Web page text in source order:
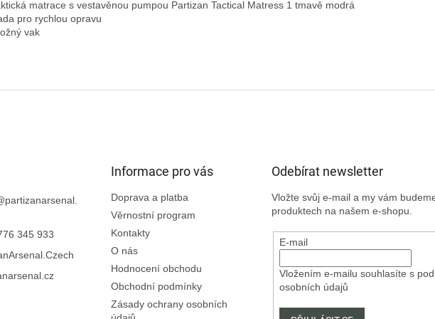
matrace s vestavěnou pumpou Partizan Tactical Matress 1 tmavě modrá
pro rychlou opravu
partizanarsenal.
345 933
Informace pro vás
Doprava a platba
Věrnostní program
Kontakty
O nás
Hodnocení obchodu
Obchodní podmínky
Zásady ochrany osobních
Odebírat newsletter
Vložte svůj e-mail a my vám
produktech na našem e-shopu.
E-mail
Vložením e-mailu souhlasíte s
osobních údajů